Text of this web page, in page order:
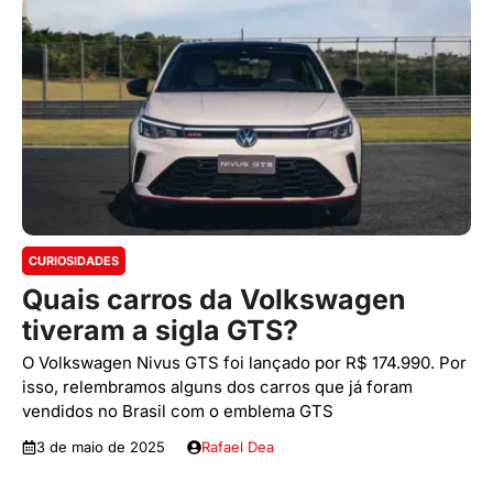
CURIOSIDADES
Quais carros da Volkswagen
tiveram a sigla GTS?
O Volkswagen Nivus GTS foi lançado por R$ 174.990. Por
isso, relembramos alguns dos carros que já foram
vendidos no Brasil com o emblema GTS
3 de maio de 2025 Rafael Dea